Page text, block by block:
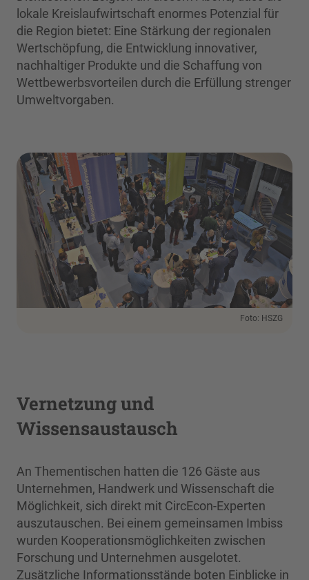
lokale Kreislaufwirtschaft enormes Potenzial für
die Region bietet: Eine Stärkung der regionalen
Wertschöpfung, die Entwicklung innovativer,
nachhaltiger Produkte und die Schaffung von
Wettbewerbsvorteilen durch die Erfüllung strenger
Umweltvorgaben.
Foto: HSZG
Vernetzung und
Wissensaustausch
An Thementischen hatten die 126 Gäste aus
Unternehmen, Handwerk und Wissenschaft die
Möglichkeit, sich direkt mit CircEcon-Experten
auszutauschen. Bei einem gemeinsamen Imbiss
wurden Kooperationsmöglichkeiten zwischen
Forschung und Unternehmen ausgelotet.
Zusätzliche Informationsstände boten Einblicke in